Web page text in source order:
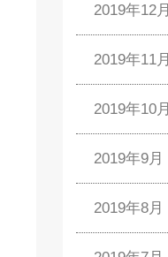
2019年12月
2019年11月
2019年10月
2019年9月
2019年8月